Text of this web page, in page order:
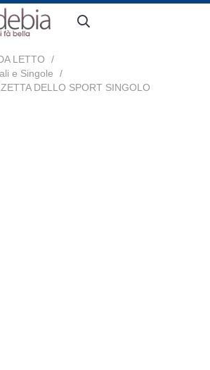
LETTO
/
e Singole
/
DELLO SPORT SINGOLO